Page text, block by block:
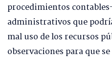
procedimientos
administrativos que
mal uso de los recursos
observaciones para que